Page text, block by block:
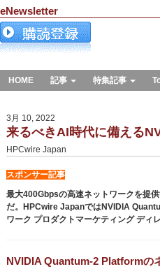
eNewsletter
HOME 記事 特集記事
3月 10, 2022
来るべきAI時代に備える
HPCwire Japan
スポンサー記事
最大400Gbpsの高速ネットワークを提
だ。HPCwire JapanではNVIDIA
ワーク プロダクトマーケティング ディ
NVIDIA Quantum-2 Platformの